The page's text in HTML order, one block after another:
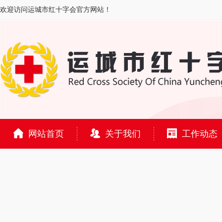
欢迎访问运城市红十字会官方网站！
网站首页 关于我们 工作动态